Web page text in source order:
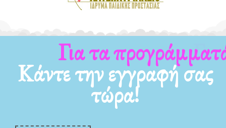
Για τα προγράμματά μας
Κάντε την εγγραφή σας
τώρα!